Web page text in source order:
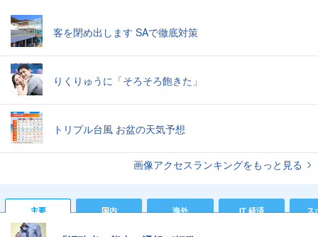
客を閉め出します SAで徹底対策
りくりゅうに「そろそろ飽きた」
トリプル台風 お盆の天気予想
画像アクセスランキングをもっと見る
主要 国内 海外 IT 経済 ス